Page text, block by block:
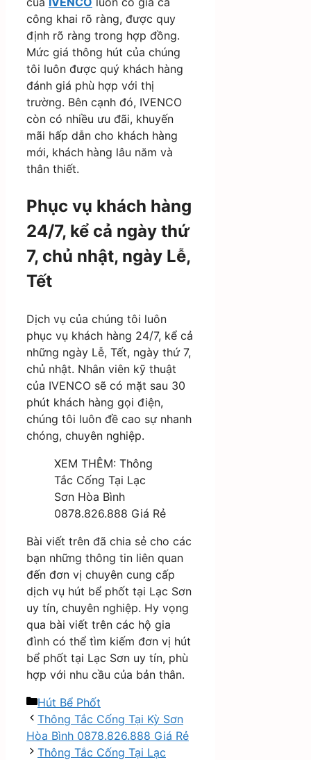
công khai rõ ràng, được quy
định rõ ràng trong hợp đồng.
Mức giá thông hút của chúng
tôi luôn được quý khách hàng
đánh giá phù hợp với thị
trường. Bên cạnh đó, IVENCO
còn có nhiều ưu đãi, khuyến
mãi hấp dẫn cho khách hàng
mới, khách hàng lâu năm và
thân thiết.
Phục vụ khách hàng
24/7, kể cả ngày thứ
7, chủ nhật, ngày Lễ,
Tết
Dịch vụ của chúng tôi luôn
phục vụ khách hàng 24/7, kể cả
những ngày Lễ, Tết, ngày thứ 7,
chủ nhật. Nhân viên kỹ thuật
của IVENCO sẽ có mặt sau 30
phút khách hàng gọi điện,
chúng tôi luôn đề cao sự nhanh
chóng, chuyên nghiệp.
XEM THÊM: Thông
Tắc Cống Tại Lạc
Sơn Hòa Bình
0878.826.888 Giá Rẻ
Bài viết trên đã chia sẻ cho các
bạn những thông tin liên quan
đến đơn vị chuyên cung cấp
dịch vụ hút bể phốt tại Lạc Sơn
uy tín, chuyên nghiệp. Hy vọng
qua bài viết trên các hộ gia
đình có thể tìm kiếm đơn vị hút
bể phốt tại Lạc Sơn uy tín, phù
hợp với nhu cầu của bản thân.
Danh
mục
Hút Bể Phốt
Thông Tắc Cống Tại Kỳ Sơn
Hòa Bình 0878.826.888 Giá Rẻ
Thông Tắc Cống Tại Lạc